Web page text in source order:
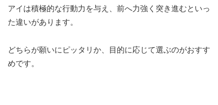
アイは積極的な行動力を与え、前へ力強く突き進むといっ
た違いがあります。
どちらが願いにピッタリか、目的に応じて選ぶのがおすす
めです。